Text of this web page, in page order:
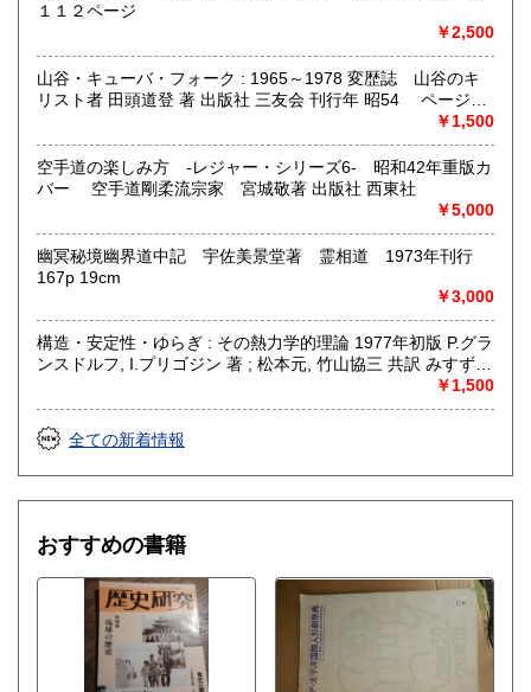
１１２ページ
￥2,500
山谷・キューバ・フォーク : 1965～1978 変歴誌 山谷のキ
リスト者 田頭道登 著 出版社 三友会 刊行年 昭54 ページ数
￥1,500
空手道の楽しみ方 -レジャー・シリーズ6- 昭和42年重版カ
バー 空手道剛柔流宗家 宮城敬著 出版社 西東社
￥5,000
幽冥秘境幽界道中記 宇佐美景堂著 霊相道 1973年刊行
167p 19cm
￥3,000
構造・安定性・ゆらぎ : その熱力学的理論 1977年初版 P.グラ
ンスドルフ, I.プリゴジン 著 ; 松本元, 竹山協三 共訳 みすず書
房〈熱力学の方法を、平衡はもとより非線形性や不安定性を
も含むあらゆる現象へ拡張できないであろうか？ ……新し
い「構造」は常に不安定性の結果として出現する。すなわち
それはゆらぎから生じるものである。ふつうはゆらぎが生じ
びつけ、ゆらぎの巨視的理論を包含する一般化された熱力学
を作り上げなくてはならない。〉散逸構造の理論で、1977
年、ノーベル化学賞を受賞したプリゴジンの、グランスドル
フとの共著による初期の著作。開放系に現れる構造の問題
を、非平衡熱力学の立場から、物理学、化学、生物学につい
て、統一的な観点からの説明を試みる。
￥1,500
全ての新着情報
おすすめの書籍